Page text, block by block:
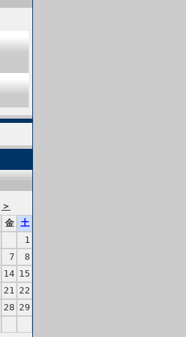
＞
金
土
1
7
8
14 15
21 22
28 29